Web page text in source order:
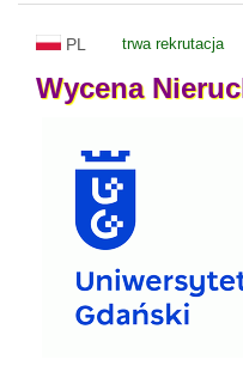
PL trwa rekrutacja
Wycena